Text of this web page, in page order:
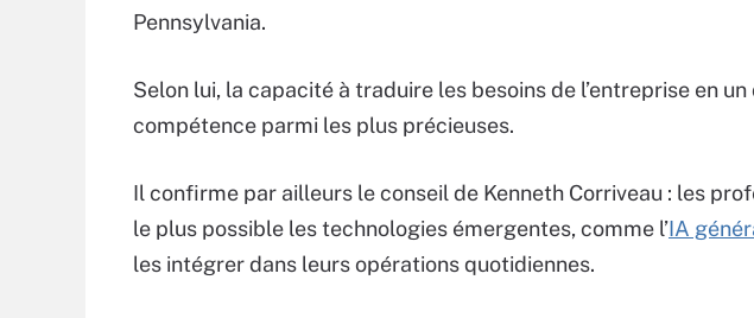
Pennsylvania.
Selon lui, la capacité à traduire les besoins de l’entreprise en
compétence parmi les plus précieuses.
Il confirme par ailleurs le conseil de Kenneth Corriveau : les
le plus possible les technologies émergentes, comme l’IA
les intégrer dans leurs opérations quotidiennes.